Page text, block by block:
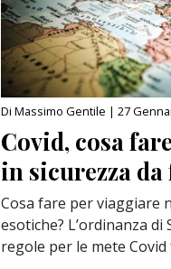
Di Massimo Gentile | 27
Covid, cosa
in sicurezza
Cosa fare per viaggiare
esotiche? L’ordinanza di
regole per le mete Covid